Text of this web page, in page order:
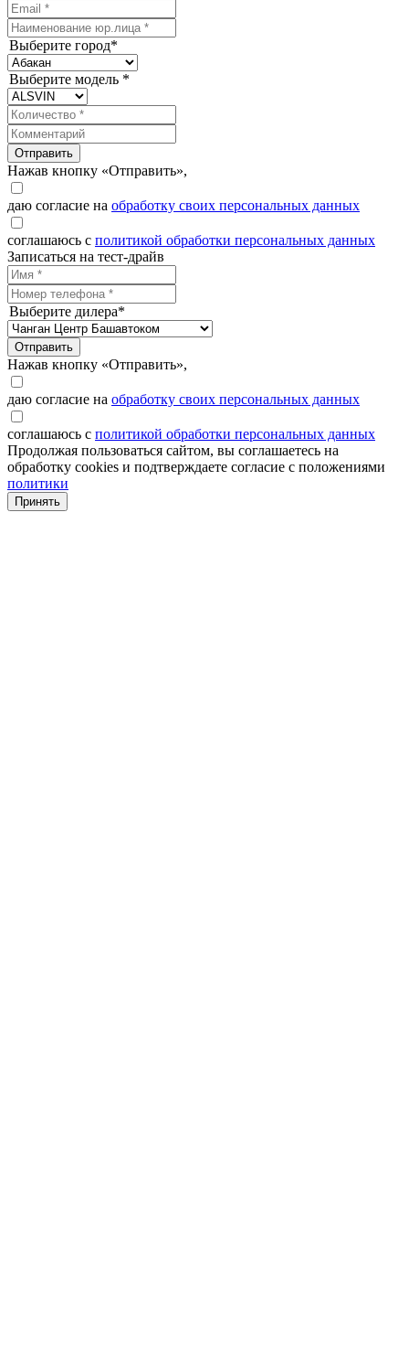
Выберите город*
Выберите модель *
Отправить
Нажав кнопку «Отправить»,
даю согласие на обработку своих персональных данных
соглашаюсь с политикой обработки персональных данных
Записаться на тест-драйв
Выберите дилера*
Отправить
Нажав кнопку «Отправить»,
даю согласие на обработку своих персональных данных
соглашаюсь с политикой обработки персональных данных
Продолжая пользоваться сайтом, вы соглашаетесь на
обработку cookies и подтверждаете согласие с положениями
политики
Принять